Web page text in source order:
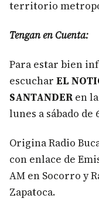
territorio
Tengan en Cuenta:
Para estar bien
escuchar EL
SANTANDERen
lunes a sábado de
Origina Radio
con enlace de
AM en Socorro y
Zapatoca.